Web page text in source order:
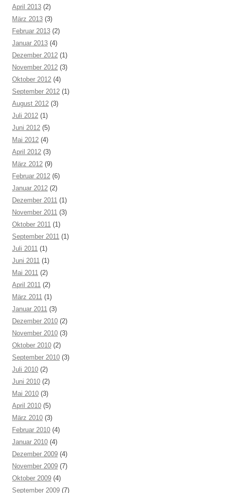
April 2013 (2)
März 2013 (3)
Februar 2013 (2)
Januar 2013 (4)
Dezember 2012 (1)
November 2012 (3)
Oktober 2012 (4)
September 2012 (1)
August 2012 (3)
Juli 2012 (1)
Juni 2012 (5)
Mai 2012 (4)
April 2012 (3)
März 2012 (9)
Februar 2012 (6)
Januar 2012 (2)
Dezember 2011 (1)
November 2011 (3)
Oktober 2011 (1)
September 2011 (1)
Juli 2011 (1)
Juni 2011 (1)
Mai 2011 (2)
April 2011 (2)
März 2011 (1)
Januar 2011 (3)
Dezember 2010 (2)
November 2010 (3)
Oktober 2010 (2)
September 2010 (3)
Juli 2010 (2)
Juni 2010 (2)
Mai 2010 (3)
April 2010 (5)
März 2010 (3)
Februar 2010 (4)
Januar 2010 (4)
Dezember 2009 (4)
November 2009 (7)
Oktober 2009 (4)
September 2009 (7)